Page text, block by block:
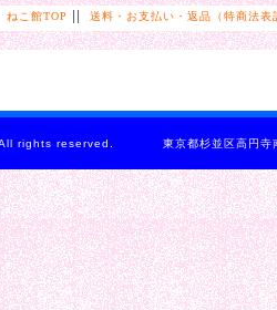
ねこ館TOP 送料・お支払い・返品（特商法表
All rights reserved. 東京都杉並区高円寺